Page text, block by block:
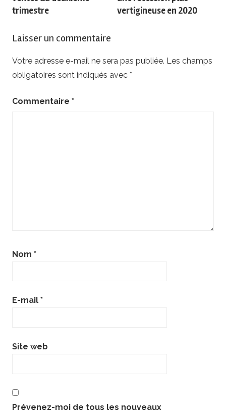
l’article
trimestre
vertigineuse en 2020
Laisser un commentaire
Votre adresse e-mail ne sera pas publiée. Les champs
obligatoires sont indiqués avec *
Commentaire *
Nom *
E-mail *
Site web
Prévenez-moi de tous les nouveaux